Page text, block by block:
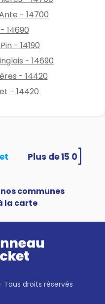
- 14700
14690
- 14190
- 14690
- 14420
- 14420
communes
la carte
droits réservés